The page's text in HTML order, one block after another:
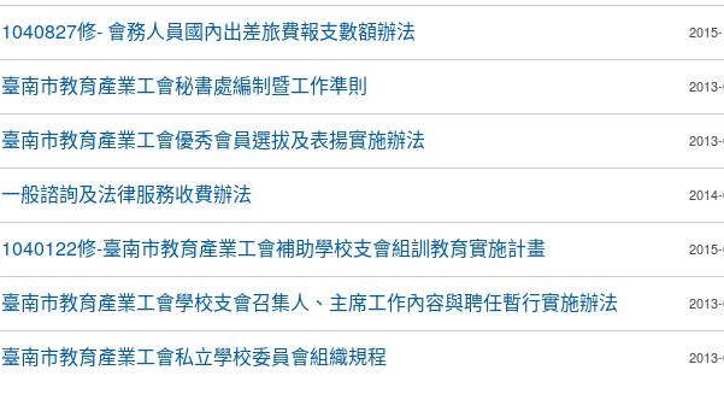
1040827修- 會務人員國內出差旅費報支數額辦法
臺南市教育產業工會秘書處編制暨工作準則
臺南市教育產業工會優秀會員選拔及表揚實施辦法
一般諮詢及法律服務收費辦法
1040122修-臺南市教育產業工會補助學校支會組訓教育實施計畫
臺南市教育產業工會學校支會召集人、主席工作內容與聘任暫行實施辦法
臺南市教育產業工會私立學校委員會組織規程